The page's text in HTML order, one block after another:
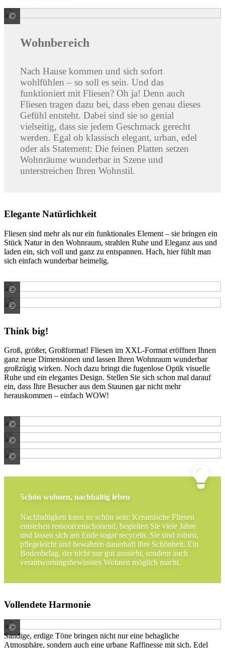
© Fincibec S.p.A. - CENTURY -
Wohnbereich
Nach Hause kommen und sich sofort
wohlfühlen – so soll es sein. Und das
funktioniert mit Fliesen? Oh ja! Denn auch
Fliesen tragen dazu bei, dass eben genau dieses
Gefühl entsteht. Dabei sind sie so genial
vielseitig, dass sie jedem Geschmack gerecht
werden. Egal ob klassisch elegant, urban, edel
oder als Statement: Die feinen Platten setzen
Wohnräume wunderbar in Szene und
unterstreichen Ihren Wohnstil.
Elegante Natürlichkeit
Fliesen sind mehr als nur ein funktionales Element – sie bringen ein
Stück Natur in den Wohnraum, strahlen Ruhe und Eleganz aus und
laden ein, sich voll und ganz zu entspannen. Hach, hier fühlt man
sich einfach wunderbar heimelig.
© Meissen Keramik GmbH
© Meissen Keramik GmbH
Think big!
Groß, größer, Großformat! Fliesen im XXL-Format eröffnen Ihnen
ganz neue Dimensionen und lassen Ihren Wohnraum wunderbar
großzügig wirken. Noch dazu bringt die fugenlose Optik visuelle
Ruhe und ein elegantes Design. Stellen Sie sich schon mal darauf
ein, dass Ihre Besucher aus dem Staunen gar nicht mehr
herauskommen – einfach WOW!
© Fincibec S.p.A. - CENTURY -
© Casalgrande-Padana S.p.A.
© Fincibec S.p.A. - CENTURY -
Schön wohnen, nachhaltig leben
Nachhaltigkeit kann so schön sein: Keramische Fliesen
entstehen ressourcenschonend, begleiten Sie viele Jahre
und lassen sich am Ende sogar recyceln. Sie sind robust,
pflegeleicht und bewahren dauerhaft ihre Schönheit. Ein
Bodenbelag, der nicht nur gut aussieht, sondern auch
verantwortungsbewusstes Wohnen möglich macht.
Vollendete Harmonie
©
Casalgrande-Padana S.p.A.
Sandige, erdige Töne bringen nicht nur eine behagliche
Atmosphäre, sondern auch eine urbane Raffinesse mit sich. Edel